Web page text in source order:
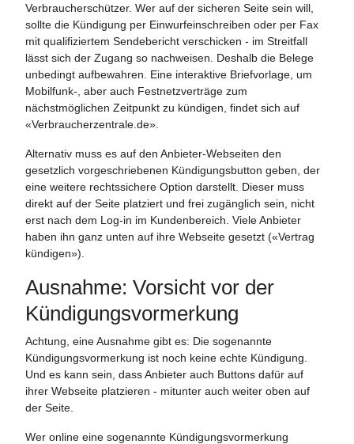
Verbraucherschützer. Wer auf der sicheren Seite sein will,
sollte die Kündigung per Einwurfeinschreiben oder per Fax
mit qualifiziertem Sendebericht verschicken - im Streitfall
lässt sich der Zugang so nachweisen. Deshalb die Belege
unbedingt aufbewahren. Eine interaktive Briefvorlage , um
Mobilfunk-, aber auch Festnetzverträge zum
nächstmöglichen Zeitpunkt zu kündigen, findet sich auf
«Verbraucherzentrale.de».
Alternativ muss es auf den Anbieter-Webseiten den
gesetzlich vorgeschriebenen Kündigungsbutton geben, der
eine weitere rechtssichere Option darstellt. Dieser muss
direkt auf der Seite platziert und frei zugänglich sein, nicht
erst nach dem Log-in im Kundenbereich. Viele Anbieter
haben ihn ganz unten auf ihre Webseite gesetzt («Vertrag
kündigen»).
Ausnahme: Vorsicht vor der
Kündigungsvormerkung
Achtung, eine Ausnahme gibt es: Die sogenannte
Kündigungsvormerkung ist noch keine echte Kündigung.
Und es kann sein, dass Anbieter auch Buttons dafür auf
ihrer Webseite platzieren - mitunter auch weiter oben auf
der Seite.
Wer online eine sogenannte Kündigungsvormerkung